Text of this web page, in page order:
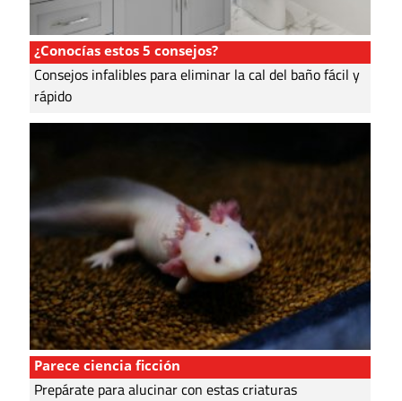
¿Conocías estos 5 consejos?
Consejos infalibles para eliminar la cal del baño fácil y
rápido
Parece ciencia ficción
Prepárate para alucinar con estas criaturas